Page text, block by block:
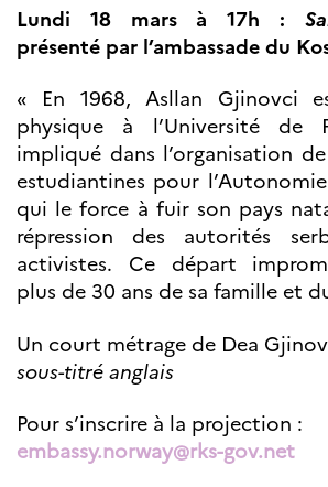
Lundi 18 mars à 17h :
présenté par l’ambassade du
« En 1968, Asllan Gjinovci
physique à l’Université de
impliqué dans l’organisation
estudiantines pour
qui le force à fuir son pays
répression des autorités
activistes. Ce départ
plus de 30 ans de sa famille et
Un court métrage de Dea
sous-titré anglais
Pour s’inscrire à la projection :
embassy.norway@rks-gov.net